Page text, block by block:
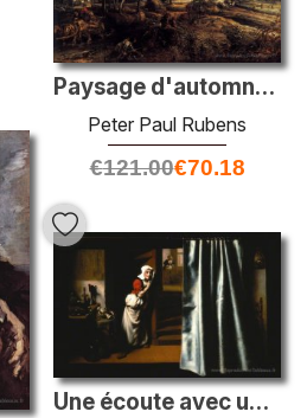
Paysage d'automne avec vue sur het Steen
Peter Paul Rubens
€121.00€70.18
Une écoute avec une femme grondant